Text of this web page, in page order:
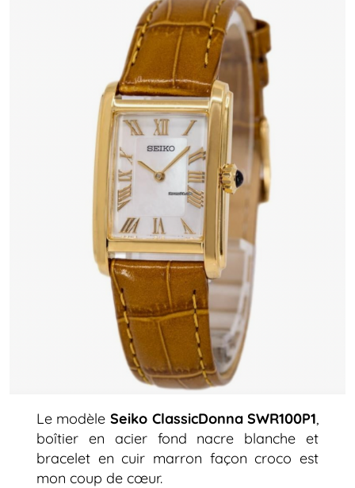
Le modèle Seiko ClassicDonna SWR100P1,
boîtier en acier fond nacre blanche et
bracelet en cuir marron façon croco est
mon coup de cœur.